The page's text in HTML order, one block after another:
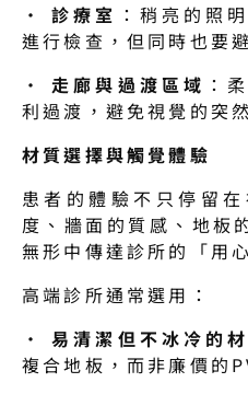
· 診療室 ：稍亮的照
進行檢查，但同時也要
· 走廊與過渡區域 ：
利過渡，避免視覺的突
材質選擇與觸覺體驗
患者的體驗不只停留
度、牆面的質感、地板
無形中傳達診所的「用
高端診所通常選用：
· 易清潔但不冰冷的
複合地板，而非廉價的